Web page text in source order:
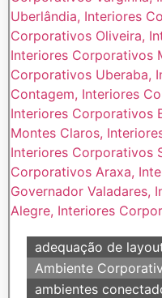
adequação de
Ambiente
ambientes